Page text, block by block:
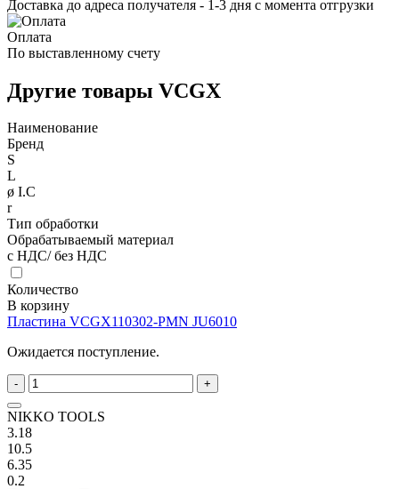
Доставка до адреса получателя - 1-3 дня с момента отгрузки
Оплата
По выставленному счету
Другие товары VCGX
Наименование
Бренд
S
L
ø I.C
r
Тип обработки
Обрабатываемый материал
с НДС/ без НДС
Количество
В корзину
Пластина VCGX110302-PMN JU6010
Ожидается поступление.
- +
NIKKO TOOLS
3.18
10.5
6.35
0.2